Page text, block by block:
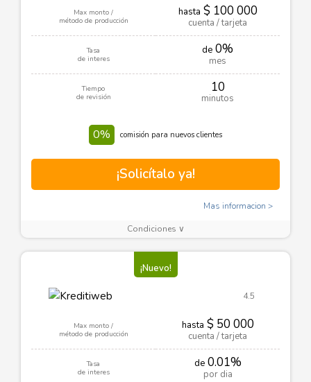
Max monto /
método de producción
hasta $ 100 000
cuenta / tarjeta
Tasa
de interes
de 0%
mes
Tiempo
de revisión
10
minutos
0% comisión para nuevos clientes
¡Solicítalo ya!
Mas informacion
Condiciones ∨
¡Nuevo!
4.5
Max monto /
método de producción
hasta $ 50 000
cuenta / tarjeta
Tasa
de interes
de0.01%
por dia